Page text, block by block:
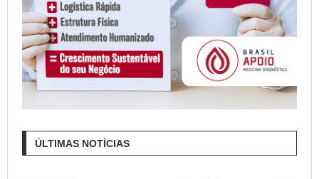
ÚLTIMAS NOTÍCIAS